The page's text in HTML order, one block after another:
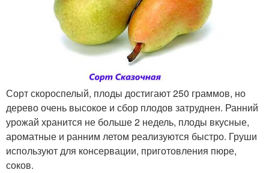
Сорт скороспелый, плоды достигают 250 граммов, но
дерево очень высокое и сбор плодов затруднен. Ранний
урожай хранится не больше 2 недель, плоды вкусные,
ароматные и ранним летом реализуются быстро. Груши
используют для консервации, приготовления пюре,
соков.